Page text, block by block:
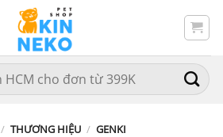
/ THƯƠNG HIỆU / GENKI